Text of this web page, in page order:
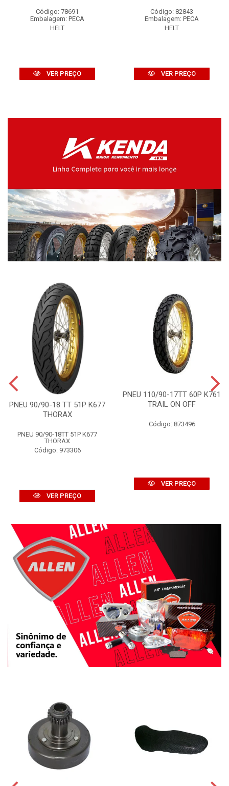
Código: 78691
Embalagem: PECA
HELT
VER PREÇO
Código: 82843
Embalagem: PECA
HELT
VER PREÇO
PNEU 90/90-18 TT 51P K677
THORAX
PNEU 90/90-18TT 51P K677
THORAX
Código: 973306
VER PREÇO
PNEU 110/90-17TT 60P K761
TRAIL ON OFF
Código: 873496
VER PREÇO